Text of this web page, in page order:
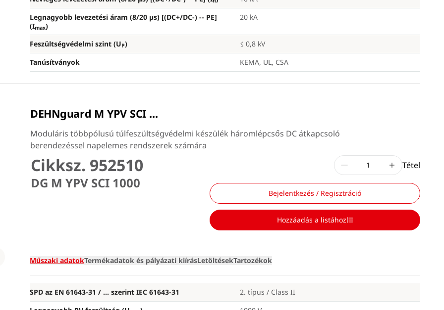
Legnagyobb levezetési áram (8/20 µs) [(DC+/DC-) -- PE]
(Imax)
20 kA
Feszültségvédelmi szint (UP)
≤ 0,8 kV
Tanúsítványok
KEMA, UL, CSA
DEHNguard M YPV SCI ...
Moduláris többpólusú túlfeszültségvédelmi készülék háromlépcsős DC átkapcsoló
berendezéssel napelemes rendszerek számára
Cikksz. 952510
DG M YPV SCI 1000
Loading
Tétel
Bejelentkezés / Regisztráció
Hozzáadás a listához
Műszaki adatokTermékadatok és pályázati kiírásLetöltésekTartozékok
SPD az EN 61643-31 / ... szerint IEC 61643-31
2. típus / Class II